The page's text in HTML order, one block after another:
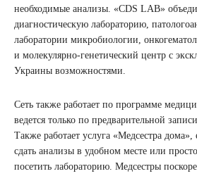
необходимые анализы. «CDS LAB»
диагностическую лабораторию,
лаборатории микробиологии,
и молекулярно-генетический центр с
Украины возможностями.
Сеть также работает по программе
ведется только по предварительной
Также работает услуга «Медсестра дома»,
сдать анализы в удобном месте или
посетить лабораторию. Медсестры